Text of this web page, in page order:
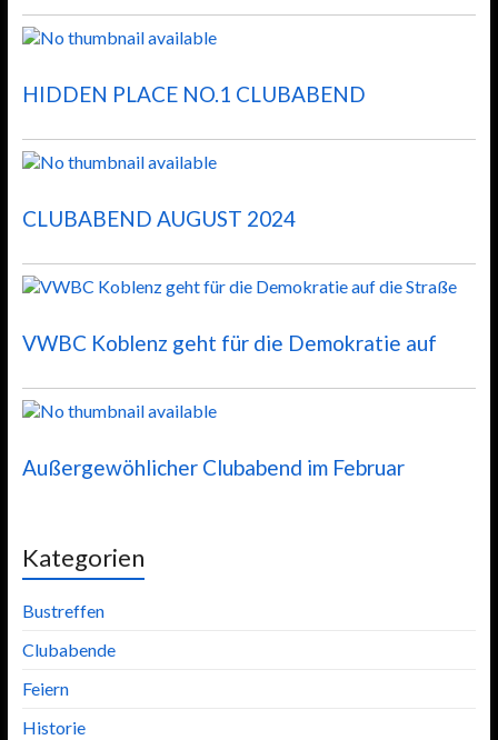
HIDDEN PLACE NO.1 CLUBABEND
CLUBABEND AUGUST 2024
VWBC Koblenz geht für die Demokratie auf
Außergewöhlicher Clubabend im Februar
Kategorien
Bustreffen
Clubabende
Feiern
Historie